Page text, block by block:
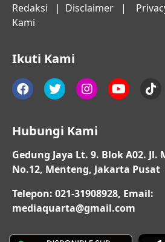
Redaksi | Disclaimer |
Kami
Ikuti Kami
Hubungi Kami
Gedung Jaya Lt. 9. Blok A02. Jl.
No.12, Menteng, Jakarta Pusat
Telepon: 021-31908928, Email:
mediaquarta@gmail.com